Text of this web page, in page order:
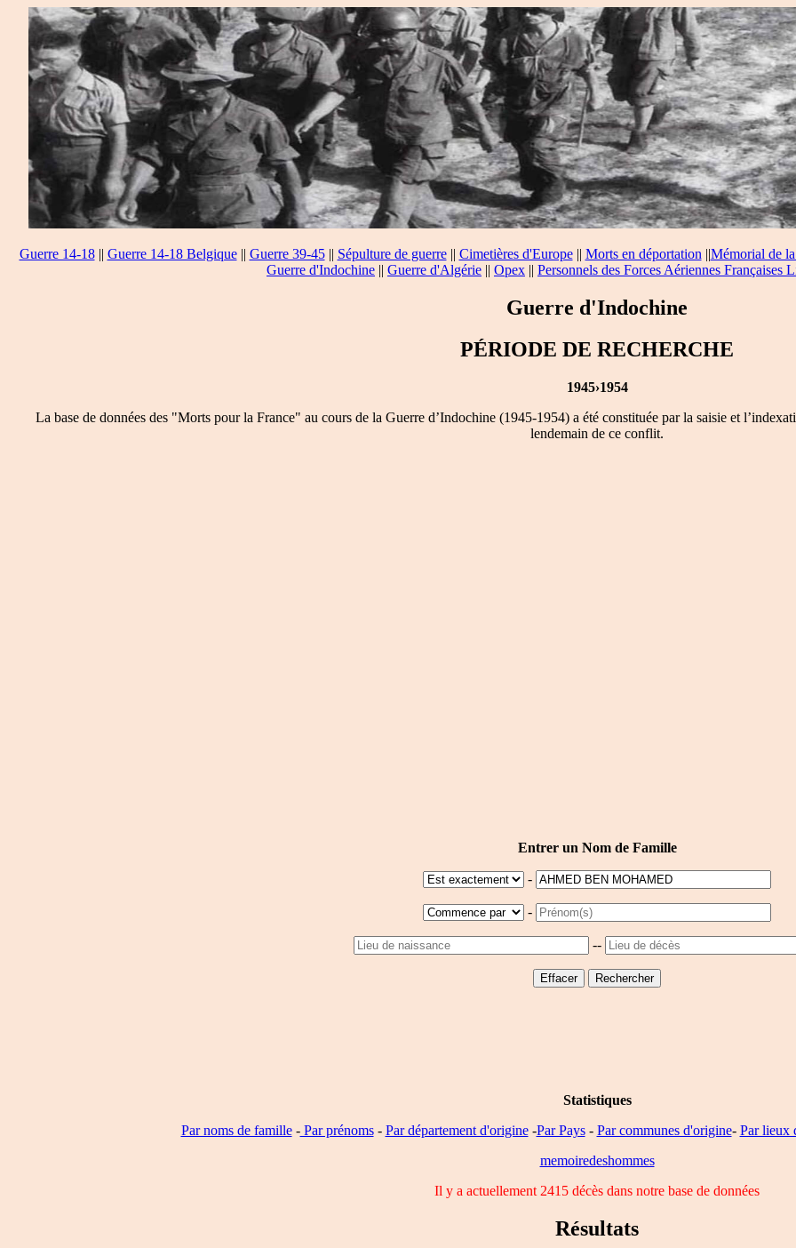
Guerre 14-18|| Guerre 14-18 Belgique|| Guerre 39-45|| Sépulture de guerre|| Cimetières d'Europe|| Morts en déportation ||Mémorial de
Guerre d'Indochine || Guerre d'Algérie || Opex || Personnels des Forces Aériennes Françaises
Guerre d'Indochine
PÉRIODE DE RECHERCHE
1945›1954
La base de données des "Morts pour la France" au cours de la Guerre d’Indochine (1945-1954) a été constituée par la saisie et
lendemain de ce conflit.
Entrer un Nom de Famille
-
-
--
Statistiques
Par noms de famille-Par prénoms- Par département d'origine-Par Pays- Par communes d'origine- Par lieux
memoiredeshommes
Il y a actuellement 2415 décès dans notre base de données
Résultats